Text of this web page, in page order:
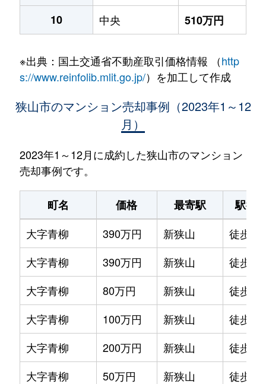
10
中央 510万円
※出典：国土交通省不動産取引価格情報 （http
s://www.reinfolib.mlit.go.jp/）を加工して作成
狭山市のマンション売却事例（2023年1～12
月）
2023年1～12月に成約した狭山市のマンション
売却事例です。
町名 価格 最寄駅
駅徒
大字青柳
390万円 新狭山
徒歩25
大字青柳
390万円 新狭山
徒歩25
大字青柳
80万円 新狭山
徒歩25
大字青柳
100万円 新狭山
徒歩23
大字青柳
200万円 新狭山
徒歩21
大字青柳
50万円 新狭山
徒歩21